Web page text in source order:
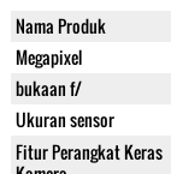
Nama Produk
Megapixel
bukaan f/
Ukuran sensor
Fitur Perangkat Keras